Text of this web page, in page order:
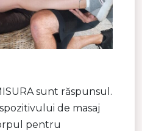
sunt răspunsul.
de masaj
pentru